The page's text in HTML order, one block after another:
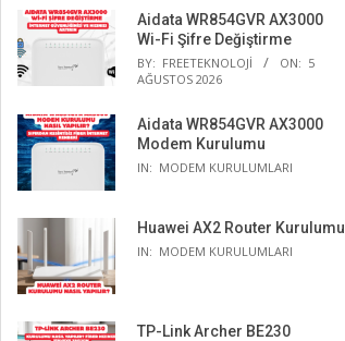
Aidata WR854GVR AX3000
Wi-Fi Şifre Değiştirme
BY: FREETEKNOLOJI ON: 5
AĞUSTOS 2026
Aidata WR854GVR AX3000
Modem Kurulumu
IN: MODEM KURULUMLARI
Huawei AX2 Router Kurulumu
IN: MODEM KURULUMLARI
TP-Link Archer BE230